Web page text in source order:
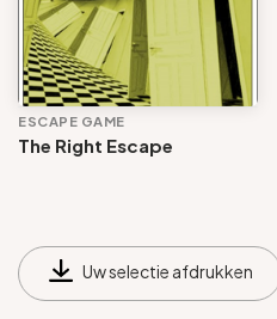
ESCAPE GAME
The Right Escape
Uw selectie afdrukken